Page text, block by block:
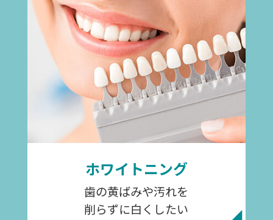
ホワイトニング
歯の黄ばみや汚れを
削らずに白くしたい